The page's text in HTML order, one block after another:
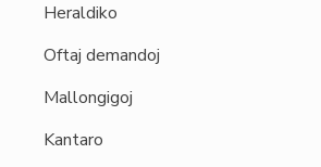
Heraldiko
Oftaj demandoj
Mallongigoj
Kantaro